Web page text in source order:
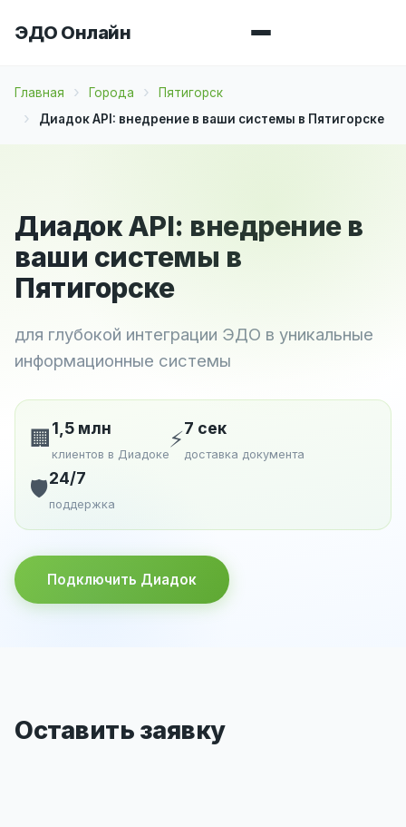
ЭДО Онлайн
Главная Города
Пятигорск
Диадок API: внедрение в ваши системы в Пятигорске
Диадок API: внедрение в
ваши системы в
Пятигорске
для глубокой интеграции ЭДО в уникальные
информационные системы
🏢 1,5 млн
клиентов в Диадоке
⚡7 сек
доставка документа
🛡️24/7
поддержка
Подключить Диадок
Оставить заявку